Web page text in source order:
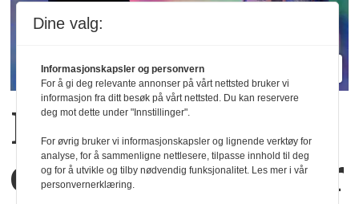
Nye materialer
og nye positurer
Dine valg:
Informasjonskapsler og personvern
For å gi deg relevante annonser på vårt nettsted bruker vi
informasjon fra ditt besøk på vårt nettsted. Du kan reservere
deg mot dette under "Innstillinger".
For øvrig bruker vi informasjonskapsler og lignende verktøy for
analyse, for å sammenligne nettlesere, tilpasse innhold til deg
og for å utvikle og tilby nødvendig funksjonalitet. Les mer i vår
personvernerklæring.